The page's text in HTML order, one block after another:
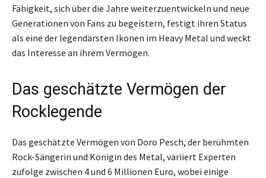
Fähigkeit, sich über die Jahre weiterzuentwickeln und neue
Generationen von Fans zu begeistern, festigt ihren Status
als eine der legendärsten Ikonen im Heavy Metal und weckt
das Interesse an ihrem Vermögen.
Das geschätzte Vermögen der
Rocklegende
Das geschätzte Vermögen von Doro Pesch, der berühmten
Rock-Sängerin und Königin des Metal, variiert Experten
zufolge zwischen 4 und 6 Millionen Euro, wobei einige